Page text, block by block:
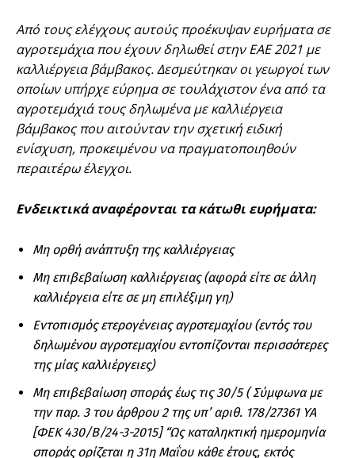
Από τους ελέγχους αυτούς προέκυψαν ευρήματα σε
αγροτεμάχια που έχουν δηλωθεί στην ΕΑΕ 2021 με
καλλιέργεια βάμβακος. Δεσμεύτηκαν οι γεωργοί των
οποίων υπήρχε εύρημα σε τουλάχιστον ένα από τα
αγροτεμάχιά τους δηλωμένα με καλλιέργεια
βάμβακος που αιτούνταν την σχετική ειδική
ενίσχυση, προκειμένου να πραγματοποιηθούν
περαιτέρω έλεγχοι.
Ενδεικτικά αναφέρονται τα κάτωθι ευρήματα:
Μη ορθή ανάπτυξη της καλλιέργειας
Μη επιβεβαίωση καλλιέργειας (αφορά είτε σε άλλη
καλλιέργεια είτε σε μη επιλέξιμη γη)
Εντοπισμός ετερογένειας αγροτεμαχίου (εντός του
δηλωμένου αγροτεμαχίου εντοπίζονται περισσότερες
της μίας καλλιέργειες)
Μη επιβεβαίωση σποράς έως τις 30/5 ( Σύμφωνα με
την παρ. 3 του άρθρου 2 της υπ’ αριθ. 178/27361 ΥΑ
[ΦΕΚ 430/Β/24-3-2015] “Ως καταληκτική ημερομηνία
σποράς ορίζεται η 31η Μαΐου κάθε έτους, εκτός